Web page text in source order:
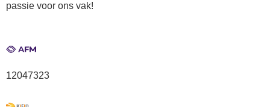
passie voor ons vak!
12047323